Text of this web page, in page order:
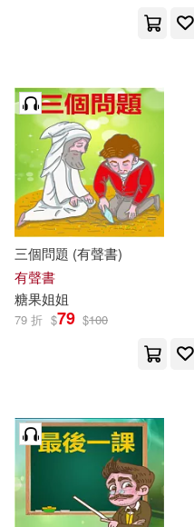
三個問題 (有聲書)
有聲書
糖果姐姐
79 折 $79 $100